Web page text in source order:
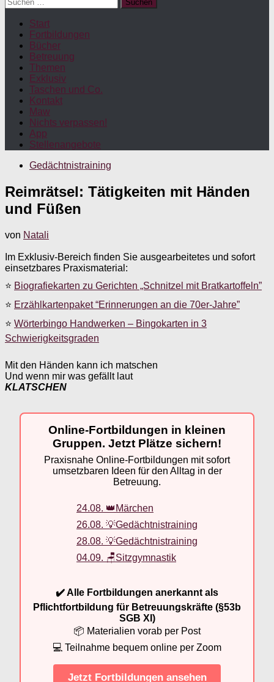
nach:
Start
Fortbildungen
Bücher
Betreuung
Themen
Exklusiv
Taschen und Co.
Kontakt
Maw
Nichts verpassen!
App
Stellenangebote
Gedächtnistraining
Reimrätsel: Tätigkeiten mit Händen
und Füßen
von Natali
Im Exklusiv-Bereich finden Sie ausgearbeitetes und sofort
einsetzbares Praxismaterial:
⭐ Biografiekarten zu Gerichten „Schnitzel mit Bratkartoffeln”
⭐ Erzählkartenpaket “Erinnerungen an die 70er-Jahre”
⭐ Wörterbingo Handwerken – Bingokarten in 3
Schwierigkeitsgraden
Mit den Händen kann ich matschen
Und wenn mir was gefällt laut
KLATSCHEN
Online-Fortbildungen in kleinen
Gruppen. Jetzt Plätze sichern!
Praxisnahe Online-Fortbildungen mit sofort
umsetzbaren Ideen für den Alltag in der
Betreuung.
24.08. 👑Märchen
26.08. 💡Gedächtnistraining
28.08. 💡Gedächtnistraining
04.09. 🪑Sitzgymnastik
✔️ Alle Fortbildungen anerkannt als
Pflichtfortbildung für Betreuungskräfte (§53b
SGB XI)
📦 Materialien vorab per Post
💻 Teilnahme bequem online per Zoom
Jetzt Fortbildungen ansehen